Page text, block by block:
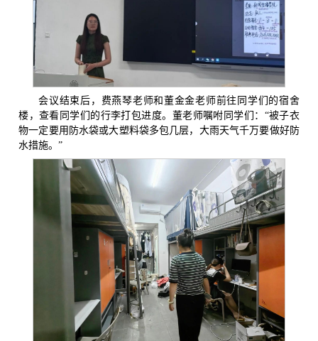
会议结束后，费燕琴老师和董金金老师前往同学们的宿舍
楼，查看同学们的行李打包进度。董老师嘱咐同学们：“被子衣
物一定要用防水袋或大塑料袋多包几层，大雨天气千万要做好防
水措施。”